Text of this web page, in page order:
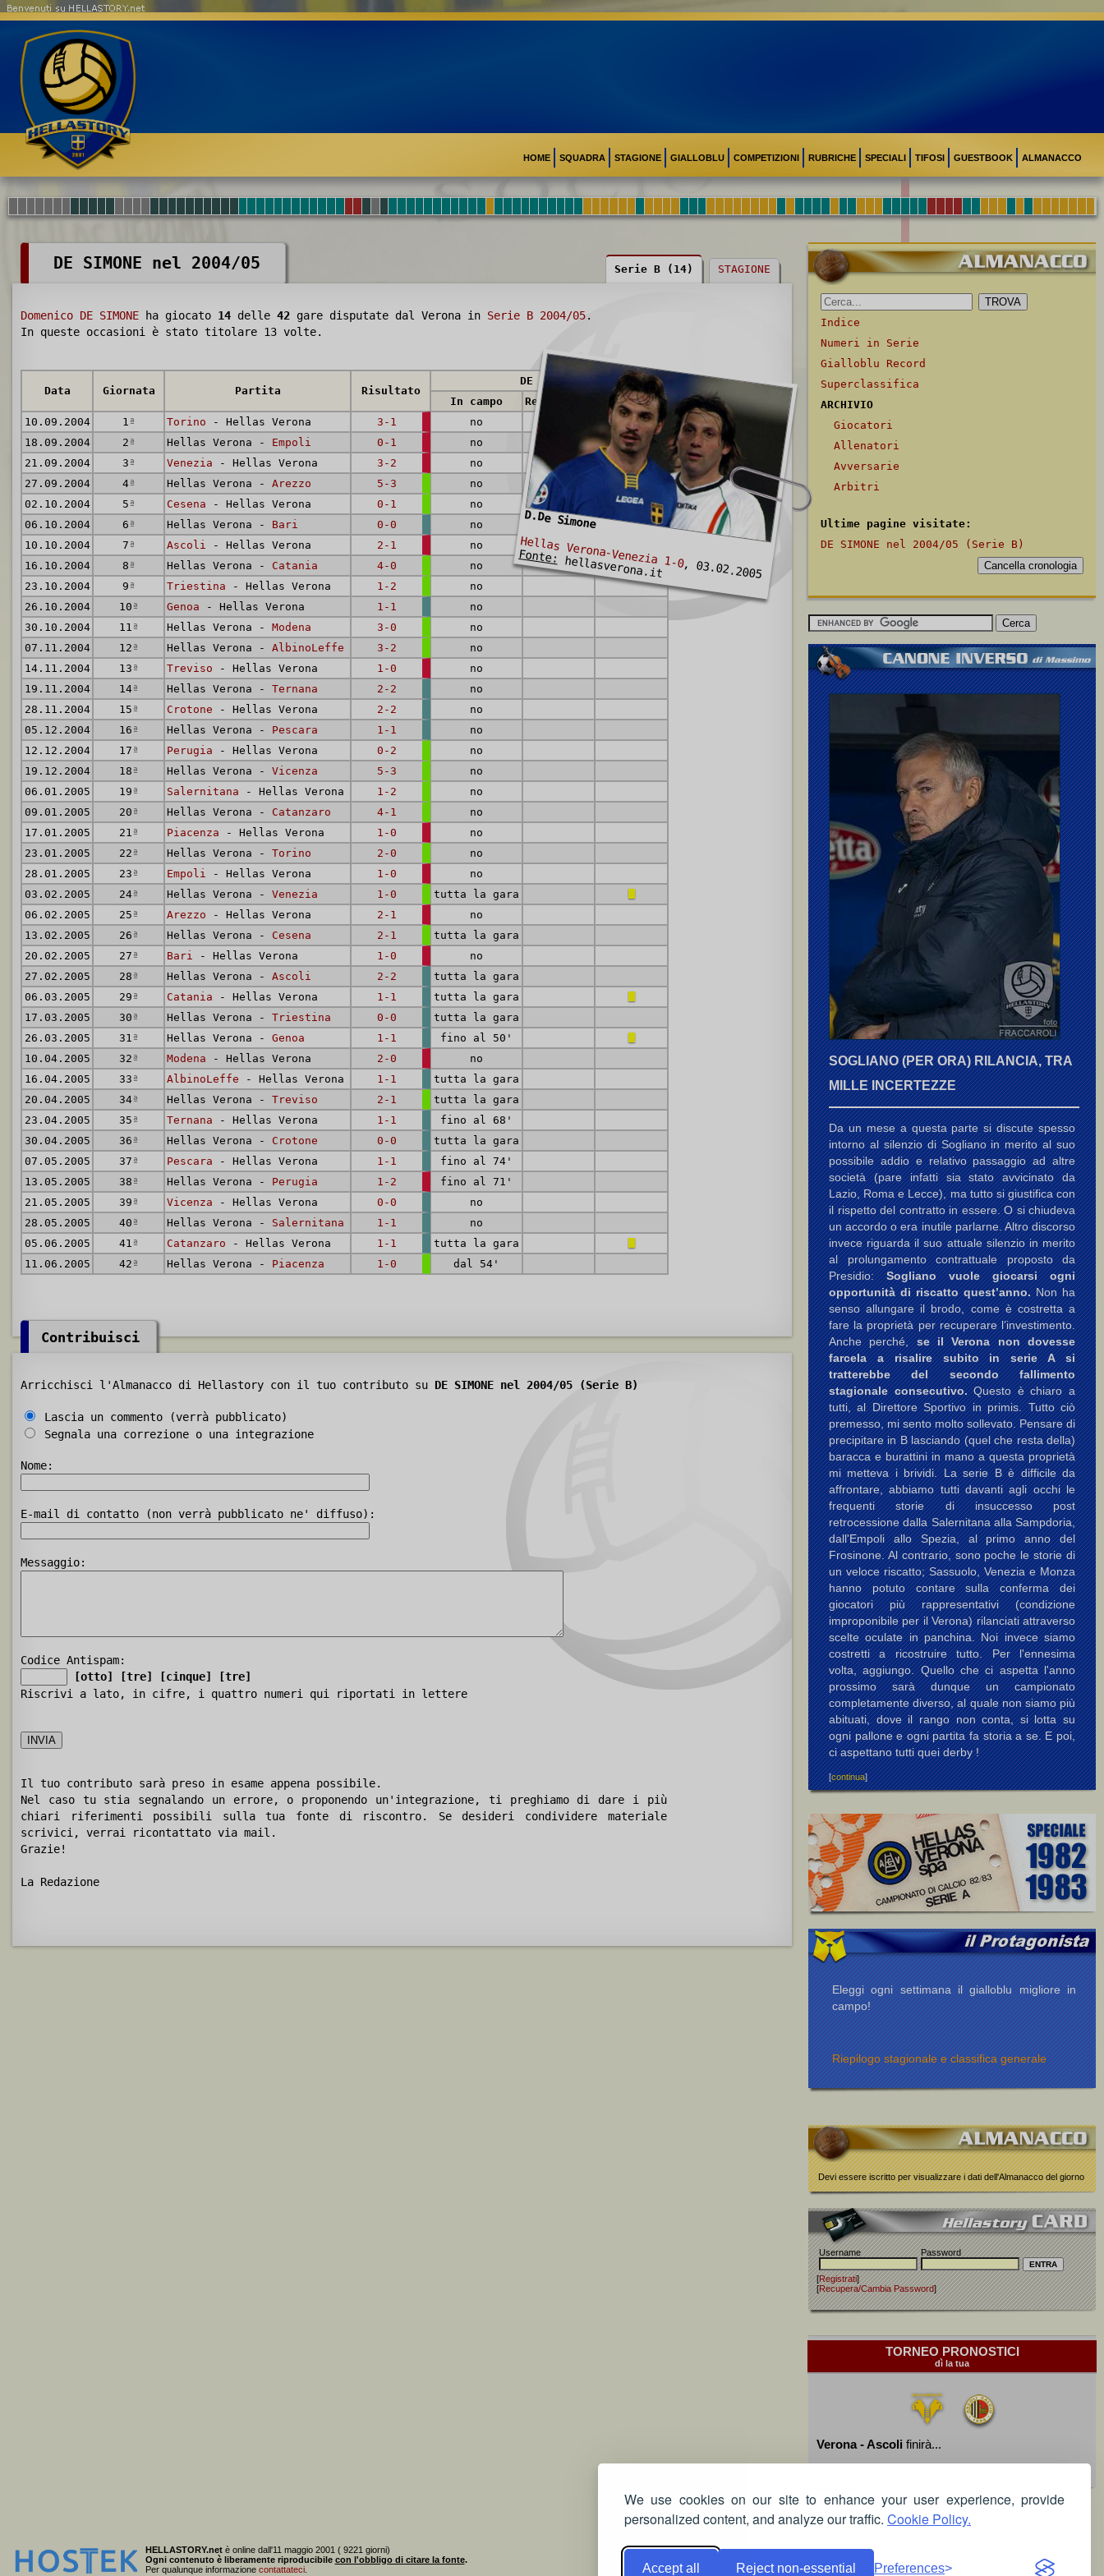
We use cookies on our site to enhance your user experience, provide
personalized content, and analyze our traffic. Cookie Policy.
Accept all Reject non-essential Preferences
HOME SQUADRA STAGIONE GIALLOBLU COMPETIZIONI RUBRICHE SPECIALI TIFOSI GUESTBOOK ALMANACCO
Benvenuti su HELLASTORY.net
DE SIMONE nel 2004/05 Serie B (14) STAGIONE
D.De Simone
Hellas Verona-Venezia 1-0, 03.02.2005
Fonte:hellasverona.it
Domenico DE SIMONE ha giocato 14 delle 42 gare disputate dal Verona in Serie B 2004/05.
In queste occasioni è stato titolare 13 volte.
Data Giornata Partita Risultato
DE SIMONE
In campo
Cartellini
10.09.2004
1 ª Torino - Hellas Verona 3-1
no
18.09.2004
2 ª Hellas Verona - Empoli 0-1
no
21.09.2004
3 ª Venezia - Hellas Verona 3-2
no
27.09.2004
4ª Hellas Verona - Arezzo 5-3
no
02.10.2004
5 ª Cesena - Hellas Verona 0-1
no
06.10.2004
6 ª Hellas Verona - Bari 0-0
no
10.10.2004
7 ª Ascoli - Hellas Verona 2-1
no
16.10.2004
8 ª Hellas Verona - Catania 4-0
no
23.10.2004
9 ª Triestina - Hellas Verona 1-2
no
26.10.2004
10 ª Genoa - Hellas Verona 1-1
no
30.10.2004
11 ª Hellas Verona - Modena 3-0
no
07.11.2004
12 ª Hellas Verona - AlbinoLeffe 3-2
no
14.11.2004
13 ª Treviso - Hellas Verona 1-0
no
19.11.2004
14ª Hellas Verona - Ternana 2-2
no
28.11.2004
15 ª Crotone - Hellas Verona 2-2
no
05.12.2004
16 ª Hellas Verona - Pescara 1-1
no
12.12.2004
17 ª Perugia - Hellas Verona 0-2
no
19.12.2004
18 ª Hellas Verona - Vicenza 5-3
no
06.01.2005
19 ª Salernitana - Hellas Verona 1-2
no
09.01.2005
20 ª Hellas Verona - Catanzaro 4-1
no
17.01.2005
21 ª Piacenza - Hellas Verona 1-0
no
23.01.2005
22 ª Hellas Verona - Torino 2-0
no
28.01.2005
23 ª Empoli - Hellas Verona 1-0
no
03.02.2005
24ª Hellas Verona - Venezia 1-0
tutta la gara
06.02.2005
25 ª Arezzo - Hellas Verona 2-1
no
13.02.2005
26 ª Hellas Verona - Cesena 2-1
tutta la gara
20.02.2005
27 ª Bari - Hellas Verona 1-0
no
27.02.2005
28 ª Hellas Verona - Ascoli 2-2
tutta la gara
06.03.2005
29 ª Catania - Hellas Verona 1-1
tutta la gara
17.03.2005
30 ª Hellas Verona - Triestina 0-0
tutta la gara
26.03.2005
31 ª Hellas Verona - Genoa 1-1
fino al 50'
10.04.2005
32 ª Modena - Hellas Verona 2-0
no
16.04.2005
33 ª AlbinoLeffe - Hellas Verona 1-1
tutta la gara
20.04.2005
34ª Hellas Verona - Treviso 2-1
tutta la gara
23.04.2005
35 ª Ternana - Hellas Verona 1-1
fino al 68'
30.04.2005
36 ª Hellas Verona - Crotone 0-0
tutta la gara
07.05.2005
37 ª Pescara - Hellas Verona 1-1
fino al 74'
13.05.2005
38 ª Hellas Verona - Perugia 1-2
fino al 71'
21.05.2005
39 ª Vicenza - Hellas Verona 0-0
no
28.05.2005
40 ª Hellas Verona - Salernitana 1-1
no
05.06.2005
41 ª Catanzaro - Hellas Verona 1-1
tutta la gara
11.06.2005
42 ª Hellas Verona - Piacenza 1-0 dal 54'
Contribuisci
Arricchisci l'Almanacco di Hellastory con il tuo contributo su DE SIMONE nel 2004/05 (Serie B)
Lascia un commento (verrà pubblicato)
Segnala una correzione o una integrazione
Nome:
E-mail di contatto (non verrà pubblicato ne' diffuso):
Messaggio:
Codice Antispam:
[otto]
[tre] [cinque]
[tre]
Riscrivi a lato, in cifre, i quattro numeri qui riportati in lettere
Il tuo contributo sarà preso in esame appena possibile.
Nel caso tu stia segnalando un errore, o proponendo un'integrazione, ti preghiamo di dare i più
chiari riferimenti possibili sulla tua fonte di riscontro. Se desideri condividere materiale
scrivici, verrai ricontattato via mail.
Grazie!
La Redazione
Indice
Numeri in Serie
Gialloblu Record
Superclassifica
ARCHIVIO
Giocatori
Allenatori
Avversarie
Arbitri
Ultime pagine visitate:
DE SIMONE nel 2004/05 (Serie B)
SOGLIANO (PER ORA) RILANCIA, TRA
MILLE INCERTEZZE
Da un mese a questa parte si discute spesso
intorno al silenzio di Sogliano in merito al suo
possibile addio e relativo passaggio ad altre
società (pare infatti sia stato avvicinato da
Lazio, Roma e Lecce), ma tutto si giustifica con
il rispetto del contratto in essere. O si chiudeva
un accordo o era inutile parlarne. Altro discorso
invece riguarda il suo attuale silenzio in merito
al prolungamento contrattuale proposto da
Presidio:Sogliano vuole giocarsi ogni
opportunità di riscatto quest’anno.Non ha
senso allungare il brodo, come è costretta a
fare la proprietà per recuperare l’investimento.
Anche perché,se il Verona non dovesse
farcela a risalire subito in serie A si
tratterebbe del secondo fallimento
stagionale consecutivo.Questo è chiaro a
tutti, al Direttore Sportivo in primis. Tutto ciò
premesso, mi sento molto sollevato. Pensare di
precipitare in B lasciando (quel che resta della)
baracca e burattini in mano a questa proprietà
mi metteva i brividi. La serie B è difficile da
affrontare, abbiamo tutti davanti agli occhi le
frequenti storie di insuccesso post
retrocessione dalla Salernitana alla Sampdoria,
dall'Empoli allo Spezia, al primo anno del
Frosinone. Al contrario, sono poche le storie di
un veloce riscatto; Sassuolo, Venezia e Monza
hanno potuto contare sulla conferma dei
giocatori più rappresentativi (condizione
improponibile per il Verona) rilanciati attraverso
scelte oculate in panchina. Noi invece siamo
costretti a ricostruire tutto. Per l'ennesima
volta, aggiungo. Quello che ci aspetta l'anno
prossimo sarà dunque un campionato
completamente diverso, al quale non siamo più
abituati, dove il rango non conta, si lotta su
ogni pallone e ogni partita fa storia a se. E poi,
ci aspettano tutti quei derby !
[continua]
Eleggi ogni settimana il gialloblu migliore in
campo!
Riepilogo stagionale e classifica generale
Devi essere iscritto per visualizzare i dati dell'Almanacco del giorno
Username Password
[Registrati]
[Recupera/Cambia Password]
TORNEO PRONOSTICI
dì la tua
Verona - Ascoli finirà...
HELLASTORY.netè online dall'11 maggio 2001 ( 9221 giorni)
Ogni contenuto è liberamente riproducibile con l'obbligo di citare la fonte.
Per qualunque informazione contattateci.